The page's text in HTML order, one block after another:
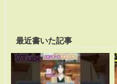
最近書いた記事